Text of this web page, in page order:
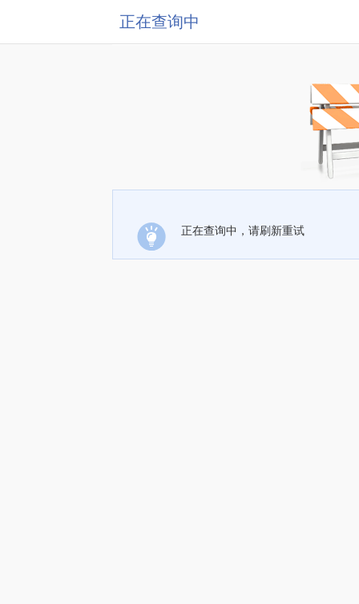
正在查询中
正在查询中，请刷新重试